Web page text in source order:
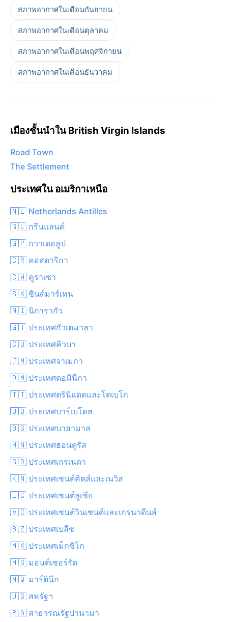
สภาพอากาศในเดือนกันยายน
สภาพอากาศในเดือนตุลาคม
สภาพอากาศในเดือนพฤศจิกายน
สภาพอากาศในเดือนธันวาคม
เมืองชั้นนำใน British Virgin Islands
Road Town
The Settlement
ประเทศใน อเมริกาเหนือ
🇳🇱 Netherlands Antilles
🇬🇱 กรีนแลนด์
🇬🇵 กวาเดอลูป
🇨🇷 คอสตาริกา
🇨🇼 คูราเซา
🇸🇽 ซินต์มาร์เทน
🇳🇮 นิการากัว
🇬🇹 ประเทศกัวเตมาลา
🇨🇺 ประเทศคิวบา
🇯🇲 ประเทศจาเมกา
🇩🇲 ประเทศดอมินีกา
🇹🇹 ประเทศตรินิแดดและโตเบโก
🇧🇧 ประเทศบาร์เบโดส
🇧🇸 ประเทศบาฮามาส
🇭🇳 ประเทศฮอนดูรัส
🇬🇩 ประเทศเกรเนดา
🇰🇳 ประเทศเซนต์คิตส์และเนวิส
🇱🇨 ประเทศเซนต์ลูเซีย
🇻🇨 ประเทศเซนต์วินเซนต์และเกรนาดีนส์
🇧🇿 ประเทศเบลีซ
🇲🇽 ประเทศเม็กซิโก
🇲🇸 มอนต์เซอร์รัต
🇲🇶 มาร์ตินีก
🇺🇸 สหรัฐฯ
🇵🇦 สาธารณรัฐปานามา